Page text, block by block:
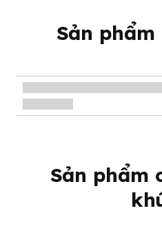
Công dụng
củ không
Sản
Sản phẩm